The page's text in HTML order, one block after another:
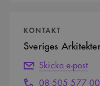
KONTAKT
Sveriges
Skicka e-post
08-505 577 00